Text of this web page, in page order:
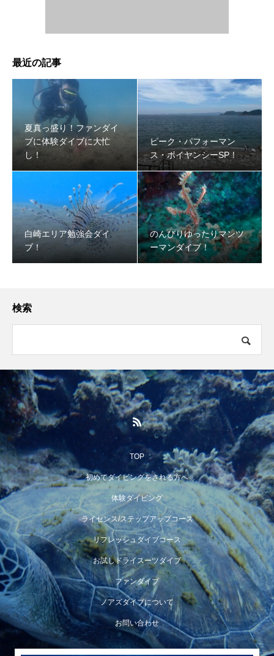
最近の記事
夏真っ盛り！ファンダイ
ブに体験ダイブに大忙
し！
ピーク・パフォーマン
ス・ボイヤンシーSP！
白崎エリア勉強会ダイ
ブ！
のんびりゆったりマンツ
ーマンダイブ！
検索
TOP
初めてダイビングをされる方へ
体験ダイビング
ライセンス/ステップアップコース
リフレッシュダイブコース
お試しドライスーツダイブ
ファンダイブ
ノアズダイブについて
お問い合わせ